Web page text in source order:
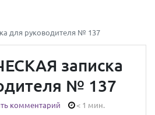
для руководителя № 137
записка
№ 137
комментарий
< 1 мин.